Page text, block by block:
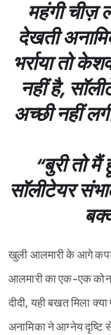
महंगी चीज़
देखती
भर्राया तो
नहीं है,
अच्छी नहीं
“बुरी तो मैं
सॉलीटेयर
खुली आलमारी के आगे
आलमारी का एक-एक
दीदी, यही बखत मिला
अनामिका ने आग्नेय दृष्टि